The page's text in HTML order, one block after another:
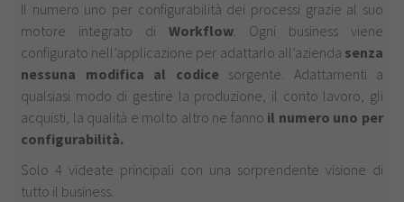
Il numero uno per configurabilità dei processi grazie al suo
motore integrato di Workflow. Ogni business viene
configurato nell’applicazione per adattarlo all’azienda senza
nessuna modifica al codice sorgente. Adattamenti a
qualsiasi modo di gestire la produzione, il conto lavoro, gli
acquisti, la qualità e molto altro ne fanno il numero uno per
configurabilità.
Solo 4 videate principali con una sorprendente visione di
tutto il business.